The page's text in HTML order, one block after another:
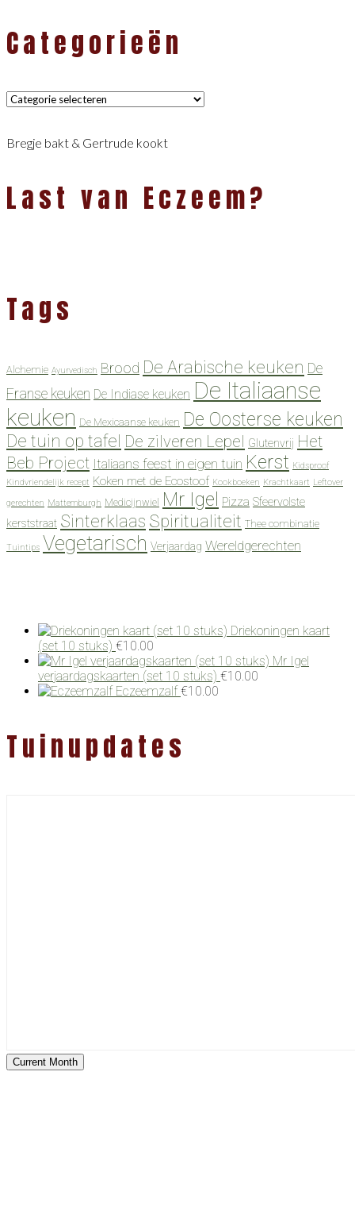
Categorieën
Categorieën
Bregje bakt & Gertrude kookt
Last van Eczeem?
Tags
Alchemie Ayurvedisch Brood De Arabische keuken De
Franse keuken De Indiase keuken De Italiaanse
keuken De Mexicaanse keuken De Oosterse keuken
De tuin op tafel De zilveren Lepel Glutenvrij Het
Beb Project Italiaans feest in eigen tuin Kerst Kidsproof
Kindvriendelijk recept Koken met de Ecostoof Kookboeken Krachtkaart Leftover
gerechten Mattemburgh Medicijnwiel Mr Igel Pizza Sfeervolste
kerststraat Sinterklaas Spiritualiteit Thee combinatie
Tuintips Vegetarisch Verjaardag Wereldgerechten
Driekoningen kaart
(set 10 stuks) €10.00
Mr Igel
verjaardagskaarten (set 10 stuks) €10.00
Eczeemzalf €10.00
Tuinupdates
Current Month